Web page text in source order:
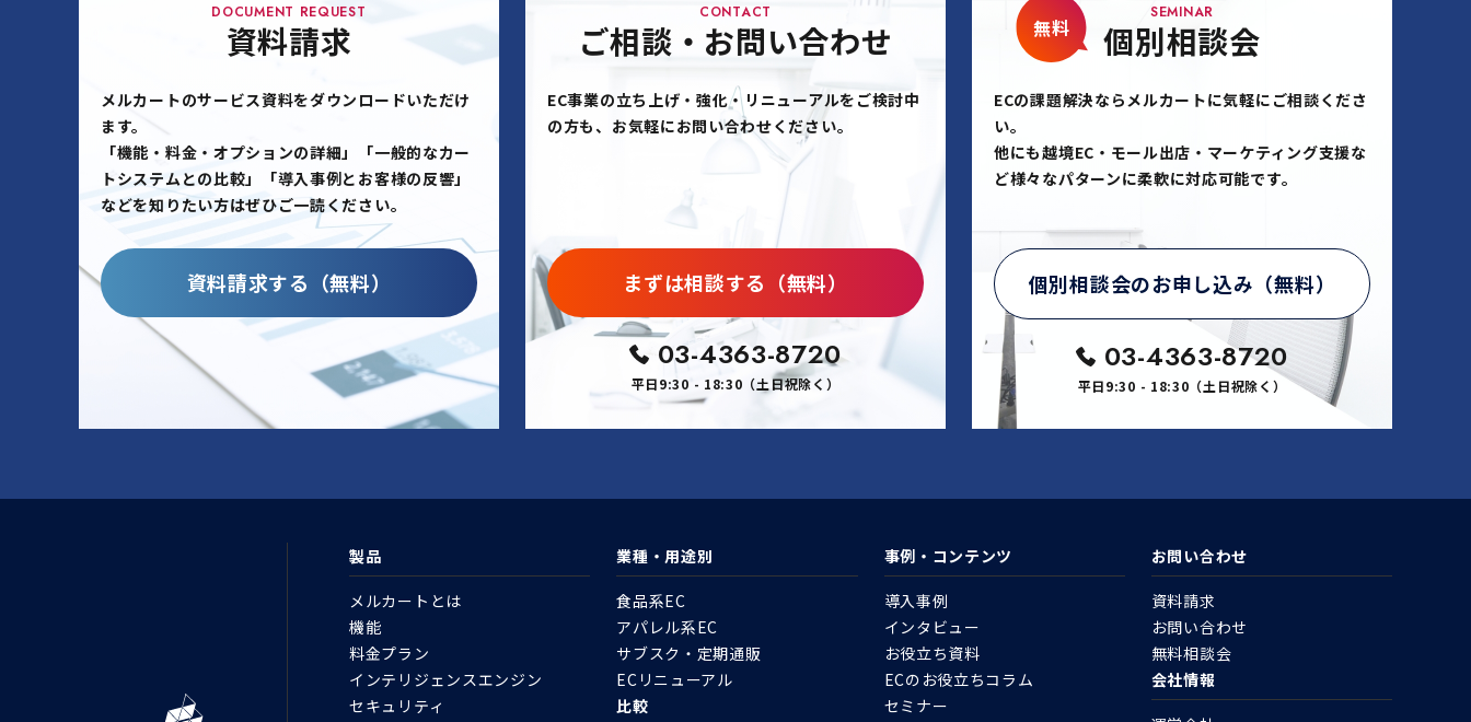
DOCUMENT REQUEST
資料請求
メルカートのサービス資料をダウンロードいただけ
ます。
「機能・料金・オプションの詳細」「一般的なカー
トシステムとの比較」「導入事例とお客様の反響」
などを知りたい方はぜひご一読ください。
資料請求する（無料）
CONTACT
ご相談・お問い合わせ
EC事業の立ち上げ・強化・リニューアルをご検討中
の方も、お気軽にお問い合わせください。
まずは相談する（無料）
03-4363-8720
平日9:30 - 18:30（土日祝除く）
SEMINAR
個別相談会
無料
ECの課題解決ならメルカートに気軽にご相談くださ
い。
他にも越境EC・モール出店・マーケティング支援な
ど様々なパターンに柔軟に対応可能です。
個別相談会のお申し込み（無料）
03-4363-8720
平日9:30 - 18:30（土日祝除く）
製品
メルカートとは
機能
料金プラン
インテリジェンスエンジン
セキュリティ
業種・用途別
食品系EC
アパレル系EC
サブスク・定期通販
ECリニューアル
比較
事例・コンテンツ
導入事例
インタビュー
お役立ち資料
ECのお役立ちコラム
セミナー
お問い合わせ
資料請求
お問い合わせ
無料相談会
会社情報